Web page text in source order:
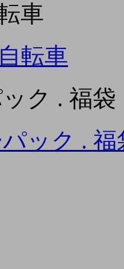
車
転車
ク . 福袋
ック . 福